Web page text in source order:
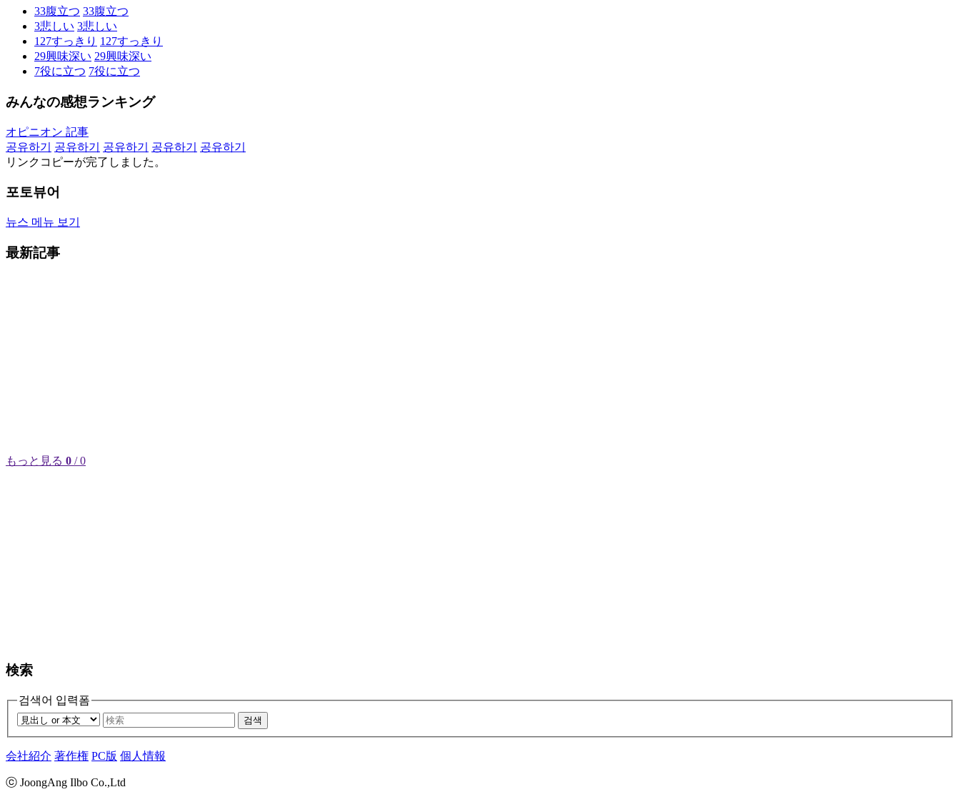
33腹立つ 33腹立つ
3悲しい 3悲しい
127すっきり 127すっきり
29興味深い 29興味深い
7役に立つ 7役に立つ
みんなの感想ランキング
オピニオン 記事
공유하기
공유하기 공유하기 공유하기
공유하기
リンクコピーが完了しました。
포토뷰어
뉴스 메뉴 보기
最新記事
もっと見る 0 / 0
検索
검색어 입력폼
검색
会社紹介 著作権 PC版 個人情報
ⓒ JoongAng Ilbo Co.,Ltd